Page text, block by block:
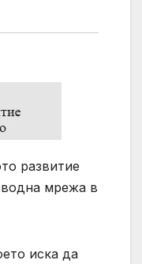
развитие
мрежа в
иска да